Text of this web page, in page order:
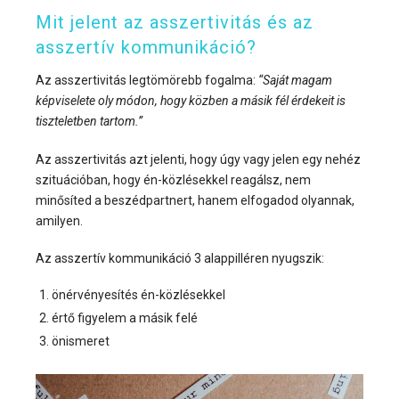
Mit jelent az asszertivitás és az
asszertív kommunikáció?
Az asszertivitás legtömörebb fogalma: “Saját magam
képviselete oly módon, hogy közben a másik fél érdekeit is
tiszteletben tartom.”
Az asszertivitás azt jelenti, hogy úgy vagy jelen egy nehéz
szituációban, hogy én-közlésekkel reagálsz, nem
minősíted a beszédpartnert, hanem elfogadod olyannak,
amilyen.
Az asszertív kommunikáció 3 alappilléren nyugszik:
önérvényesítés én-közlésekkel
értő figyelem a másik felé
önismeret